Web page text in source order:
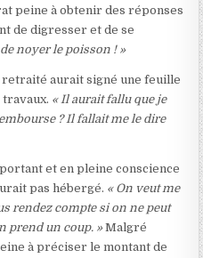
peine à obtenir des réponses
de digresser et de se
noyer le poisson ! »
retraité aurait signé une feuille
« Il aurait fallu que je
? Il fallait me le dire
et en pleine conscience
pas hébergé. « On veut me
rendez compte si on ne peut
prend un coup. »Malgré
à préciser le montant de